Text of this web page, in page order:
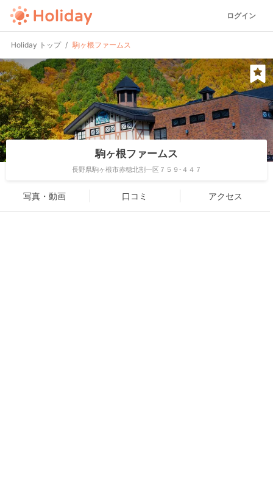
ログイン
Holiday トップ 駒ヶ根ファームス
駒ヶ根ファームス
長野県駒ヶ根市赤穂北割一区７５９-４４７
写真・動画 口コミ アクセス